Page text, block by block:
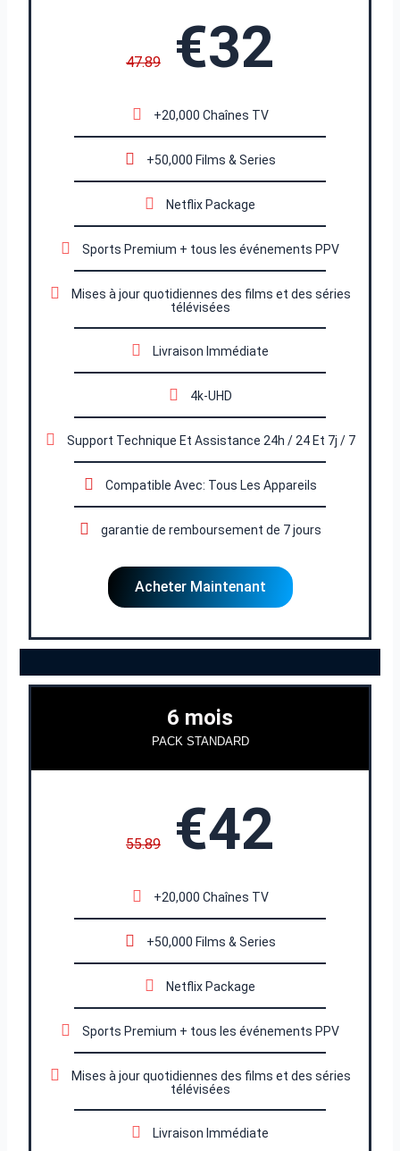
47.89 €32
+20,000 Chaînes TV
+50,000 Films & Series
Netflix Package
Sports Premium + tous les événements PPV
Mises à jour quotidiennes des films et des séries
télévisées
Livraison Immédiate
4k-UHD
Support Technique Et Assistance 24h / 24 Et 7j / 7
Compatible Avec: Tous Les Appareils
garantie de remboursement de 7 jours
Acheter Maintenant
6 mois
PACK STANDARD
55.89 €42
+20,000 Chaînes TV
+50,000 Films & Series
Netflix Package
Sports Premium + tous les événements PPV
Mises à jour quotidiennes des films et des séries
télévisées
Livraison Immédiate